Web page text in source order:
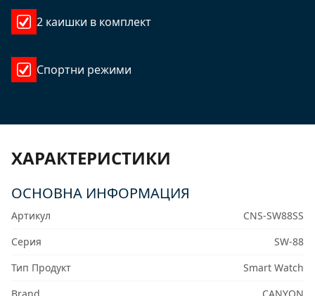
2 каишки в комплект
Спортни режими
ХАРАКТЕРИСТИКИ
ОСНОВНА ИНФОРМАЦИЯ
Артикул
CNS-SW88SS
Серия
SW-88
Тип Продукт
Smart Watch
Brand
CANYON